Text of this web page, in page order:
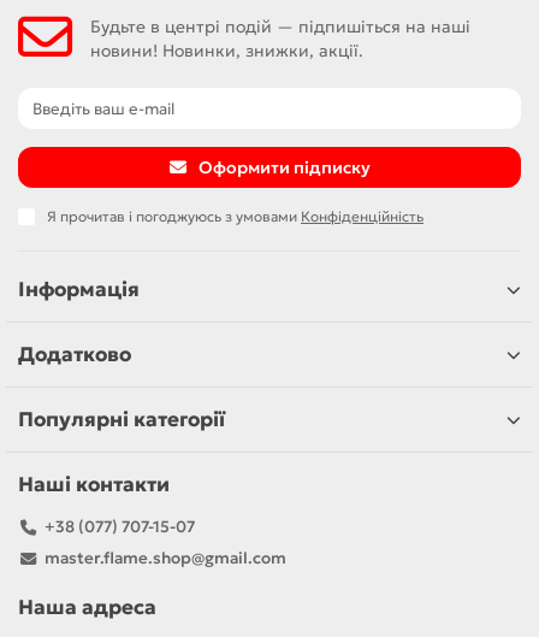
Будьте в центрі подій — підпишіться на наші
новини! Новинки, знижки, акції.
Оформити підписку
Я прочитав і погоджуюсь з умовами Конфіденційність
Інформація
Додатково
Популярні категорії
Наші контакти
+38 (077) 707-15-07
master.flame.shop@gmail.com
Наша адреса